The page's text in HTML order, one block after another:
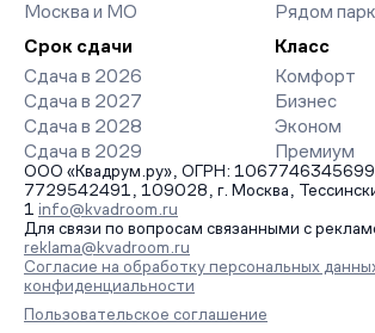
Москва и МО
Рядом парк
Срок сдачи
Сдача в 2026
Сдача в 2027
Сдача в 2028
Сдача в 2029
Класс
Комфорт
Бизнес
Эконом
Премиум
ООО «Квадрум.ру», ОГРН:
7729542491, 109028, г. Москва,
1 info@kvadroom.ru
Для связи по вопросам связанными с
reklama@kvadroom.ru
Согласие на обработку персональных
конфиденциальности
Пользовательское соглашение